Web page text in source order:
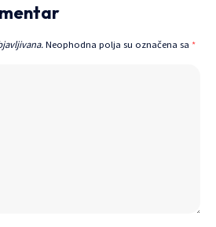
Neophodna polja su označena sa *